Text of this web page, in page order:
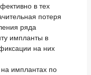
в тех
потеря
ряда
импланты в
на них
на имплантах по